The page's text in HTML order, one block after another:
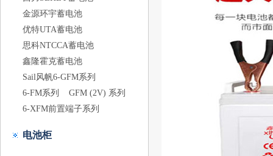
金源环宇蓄电池
优特UTA蓄电池
思科NTCCA蓄电池
鑫隆霍克蓄电池
Sail风帆6-GFM系列
6-FM系列
GFM (2V) 系列
6-XFM前置端子系列
电池柜